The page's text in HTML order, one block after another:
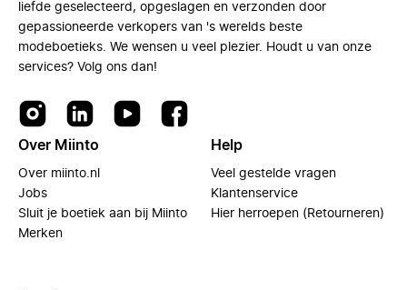
liefde geselecteerd, opgeslagen en verzonden door
gepassioneerde verkopers van 's werelds beste
modeboetieks. We wensen u veel plezier. Houdt u van onze
services? Volg ons dan!
Over Miinto
Over miinto.nl
Jobs
Sluit je boetiek aan bij Miinto
Merken
Help
Veel gestelde vragen
Klantenservice
Hier herroepen (Retourneren)